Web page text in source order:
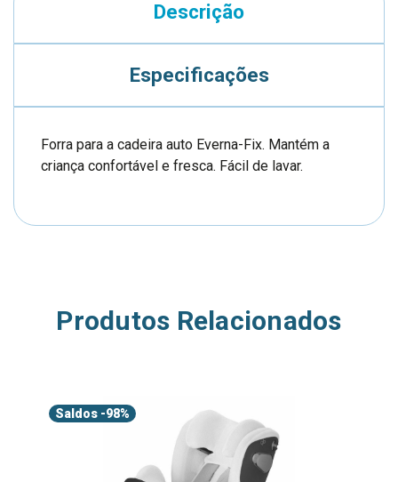
Descrição
Especificações
Forra para a cadeira auto Everna-Fix. Mantém a
criança confortável e fresca. Fácil de lavar.
Produtos Relacionados
Saldos -98%